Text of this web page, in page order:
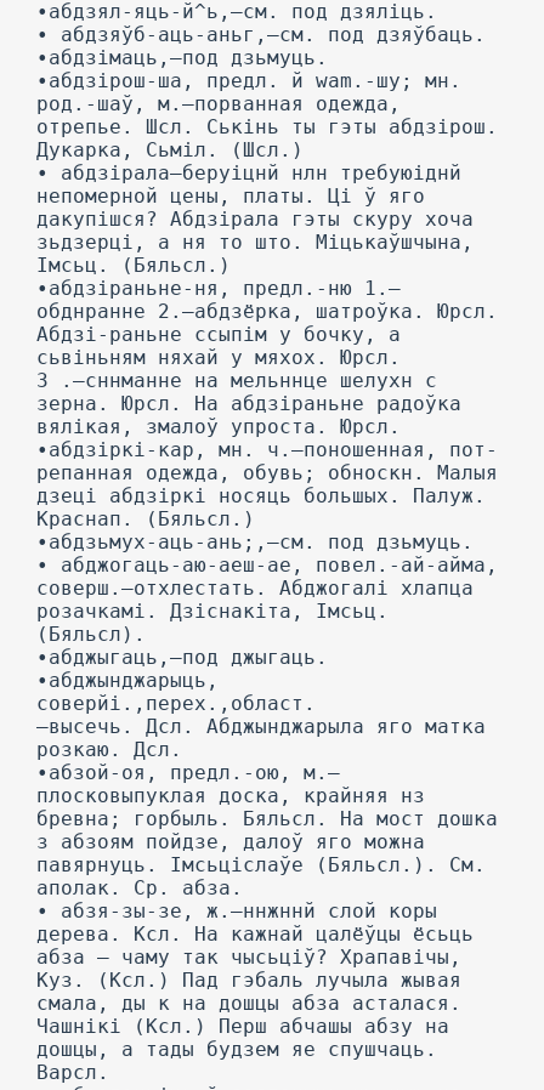
•абдзял-яць-й^ь,—см. под дзяліць.
• абдзяўб-аць-аньг,—см. под дзяўбаць.
•абдзімаць,—под дзьмуць.
•абдзірош-ша, предл. й wam.-шу; мн.
род.-шаў, м.—порванная одежда,
отрепье. Шсл. Ськінь ты гэты абдзірош.
Дукарка, Сьміл. (Шсл.)
• абдзірала—беруіцнй нлн требуюіднй
непомерной цены, платы. Ці ў яго
дакупішся? Абдзірала гэты скуру хоча
зьдзерці, а ня то што. Міцькаўшчына,
Імсьц. (Бяльсл.)
•абдзіраньне-ня, предл.-ню 1.—
обднранне 2.—абдзёрка, шатроўка. Юрсл.
Абдзі-раньне ссыпім у бочку, а
сьвіньням няхай у мяхох. Юрсл.
3 .—сннманне на мельннце шелухн с
зерна. Юрсл. На абдзіраньне радоўка
вялікая, змалоў упроста. Юрсл.
•абдзіркі-кар, мн. ч.—поношенная, пот-
репанная одежда, обувь; обноскн. Малыя
дзеці абдзіркі носяць большых. Палуж.
Краснап. (Бяльсл.)
•абдзьмух-аць-ань;,—см. под дзьмуць.
• абджогаць-аю-аеш-ае, повел.-ай-айма,
соверш.—отхлестать. Абджогалі хлапца
розачкамі. Дзіснакіта, Імсьц.
(Бяльсл).
•абджыгаць,—под джыгаць.
•абджынджарыць,
соверйі.,перех.,област.
—высечь. Дсл. Абджынджарыла яго матка
розкаю. Дсл.
•абзой-оя, предл.-ою, м.—
плосковыпуклая доска, крайняя нз
бревна; горбыль. Бяльсл. На мост дошка
з абзоям пойдзе, далоў яго можна
павярнуць. Імсьціслаўе (Бяльсл.). См.
аполак. Ср. абза.
• абзя-зы-зе, ж.—ннжннй слой коры
дерева. Ксл. На кажнай цалёўцы ёсьць
абза — чаму так чысьціў? Храпавічы,
Куз. (Ксл.) Пад гэбаль лучыла жывая
смала, ды к на дошцы абза асталася.
Чашнікі (Ксл.) Перш абчашы абзу на
дошцы, а тады будзем яе спушчаць.
Варсл.